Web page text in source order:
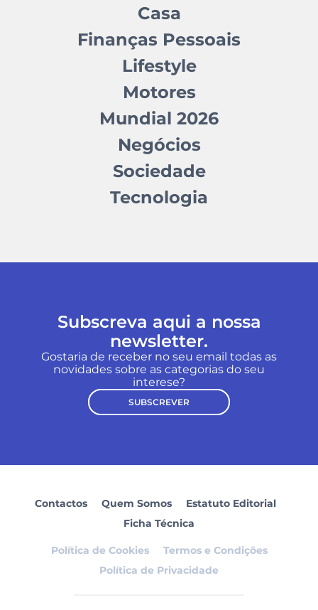
Casa
Finanças Pessoais
Lifestyle
Motores
Mundial 2026
Negócios
Sociedade
Tecnologia
Subscreva aqui a nossa
newsletter.
Gostaria de receber no seu email todas as
novidades sobre as categorias do seu
interese?
SUBSCREVER
Contactos Quem Somos
Estatuto Editorial
Ficha Técnica
Política de Cookies
Termos e Condições
Política de Privacidade